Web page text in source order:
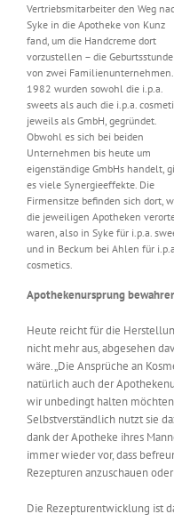
Vertriebsmitarbeiter den Weg
Syke in die Apotheke von Kunz
fand, um die Handcreme dort
vorzustellen – die Geburtsstunde
von zwei Familienunternehmen.
1982 wurden sowohl die i.p.a.
sweets als auch die i.p.a.
jeweils als GmbH, gegründet.
Obwohl es sich bei beiden
Unternehmen bis heute um
eigenständige GmbHs handelt,
es viele Synergieeffekte. Die
Firmensitze befinden sich dort,
die jeweiligen Apotheken
waren, also in Syke für i.p.a.
und in Beckum bei Ahlen für i.p.a.
cosmetics.
Apothekenursprung
Heute reicht für die
nicht mehr aus, abgesehen
wäre. „Die Ansprüche an
natürlich auch der
wir unbedingt halten
Selbstverständlich nutzt sie
dank der Apotheke ihres
immer wieder vor, dass
Rezepturen anzuschauen
Die Rezepturentwicklung ist